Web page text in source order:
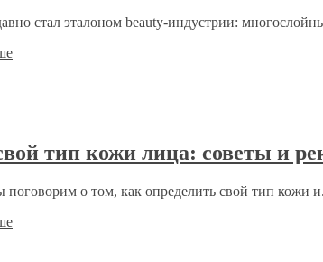
стал эталоном beauty-индустрии:
тип кожи лица: советы и
поговорим о том, как определить свой тип кожи